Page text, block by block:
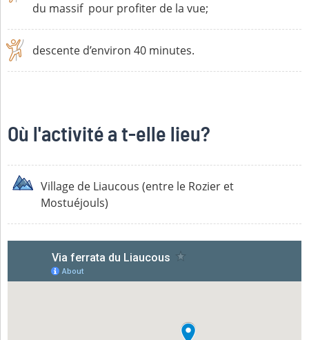
du massif pour profiter de la vue;
descente d’environ 40 minutes.
Où l'activité a t-elle lieu?
Village de Liaucous (entre le Rozier et
Mostuéjouls)